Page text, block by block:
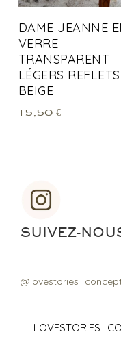
DAME JEANNE
VERRE
TRANSPARENT
LÉGERS REFLETS
BEIGE
15,50 €
SUIVEZ-